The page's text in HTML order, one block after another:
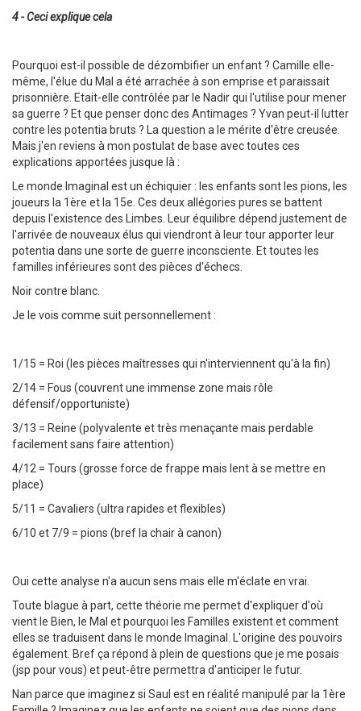
4 - Ceci explique cela
Pourquoi est-il possible de dézombifier un enfant ? Camille elle-
même, l'élue du Mal a été arrachée à son emprise et paraissait
prisonnière. Etait-elle contrôlée par le Nadir qui l'utilise pour mener
sa guerre ? Et que penser donc des Antimages ? Yvan peut-il lutter
contre les potentia bruts ? La question a le mérite d'être creusée.
Mais j'en reviens à mon postulat de base avec toutes ces
explications apportées jusque là :
Le monde Imaginal est un échiquier : les enfants sont les pions, les
joueurs la 1ère et la 15e. Ces deux allégories pures se battent
depuis l'existence des Limbes. Leur équilibre dépend justement de
l'arrivée de nouveaux élus qui viendront à leur tour apporter leur
potentia dans une sorte de guerre inconsciente. Et toutes les
familles inférieures sont des pièces d'échecs.
Noir contre blanc.
Je le vois comme suit personnellement :
1/15 = Roi (les pièces maîtresses qui n'interviennent qu'à la fin)
2/14 = Fous (couvrent une immense zone mais rôle
défensif/opportuniste)
3/13 = Reine (polyvalente et très menaçante mais perdable
facilement sans faire attention)
4/12 = Tours (grosse force de frappe mais lent à se mettre en
place)
5/11 = Cavaliers (ultra rapides et flexibles)
6/10 et 7/9 = pions (bref la chair à canon)
Oui cette analyse n'a aucun sens mais elle m'éclate en vrai.
Toute blague à part, cette théorie me permet d'expliquer d'où
vient le Bien, le Mal et pourquoi les Familles existent et comment
elles se traduisent dans le monde Imaginal. L'origine des pouvoirs
également. Bref ça répond à plein de questions que je me posais
(jsp pour vous) et peut-être permettra d'anticiper le futur.
Nan parce que imaginez si Saul est en réalité manipulé par la 1ère